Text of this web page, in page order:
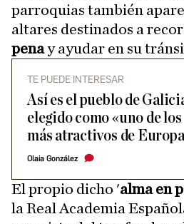
parroquias también
altares destinados a
penay ayudar en su
TE PUEDE INTERESAR
Así es el pueblo de
elegido como «uno de los
más atractivos de
Olaia González
El propio dicho 'alma en
la Real Academia